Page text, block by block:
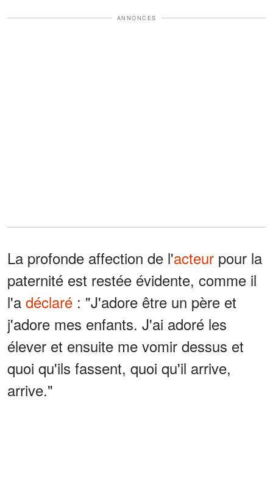
ANNONCES
La profonde affection de l'acteur pour la
paternité est restée évidente, comme il
l'a déclaré : "J'adore être un père et
j'adore mes enfants. J'ai adoré les
élever et ensuite me vomir dessus et
quoi qu'ils fassent, quoi qu'il arrive,
arrive."